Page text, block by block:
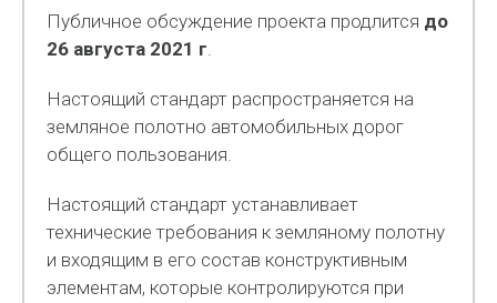
Публичное обсуждение проекта продлится до
26 августа 2021 г.
Настоящий стандарт распространяется на
земляное полотно автомобильных дорог
общего пользования.
Настоящий стандарт устанавливает
технические требования к земляному полотну
и входящим в его состав конструктивным
элементам, которые контролируются при